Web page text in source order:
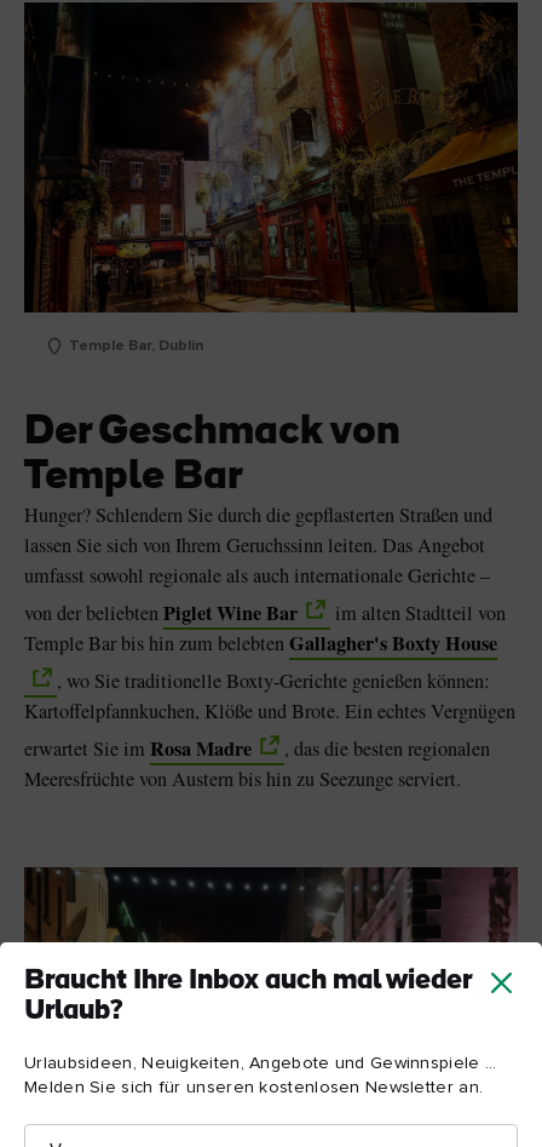
Braucht Ihre Inbox auch mal wieder
Urlaub?
Urlaubsideen, Neuigkeiten, Angebote und Gewinnspiele ...
Melden Sie sich für unseren kostenlosen Newsletter an.
Vorname
Temple Bar, Dublin
Der Geschmack von
Temple Bar
Hunger? Schlendern Sie durch die gepflasterten Straßen und
lassen Sie sich von Ihrem Geruchssinn leiten. Das Angebot
umfasst sowohl regionale als auch internationale Gerichte –
von der beliebtenPiglet Wine Bar
im alten Stadtteil von
Temple Bar bis hin zum belebtenGallagher's Boxty House
, wo Sie traditionelle Boxty-Gerichte genießen können:
Kartoffelpfannkuchen, Klöße und Brote. Ein echtes Vergnügen
erwartet Sie im Rosa Madre
, das die besten regionalen
Meeresfrüchte von Austern bis hin zu Seezunge serviert.